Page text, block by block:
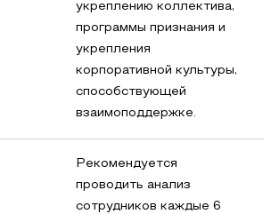
укреплению коллектива,
программы признания и
укрепления
корпоративной культуры,
способствующей
взаимоподдержке.
Рекомендуется
проводить анализ
сотрудников каждые 6